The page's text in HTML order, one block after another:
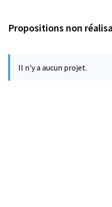
Propositions non
Il n'y a aucun projet.